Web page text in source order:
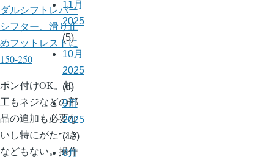
ダルシフトレバー
シフター、滑り止
めフットレストに
150-250
ポン付けOK。加
工もネジなどの部
品の追加も必要な
いし特にがたつき
などもない。操作
11月
2025
(5)
10月
2025
(6)
9月
2025
(12)
8月